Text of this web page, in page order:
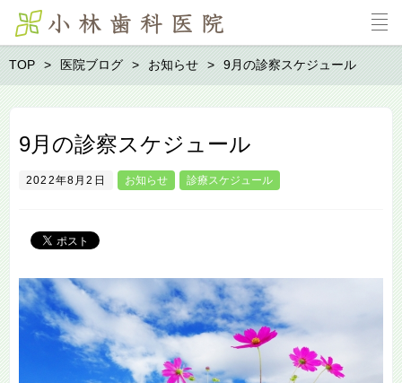
TOP 医院ブログ お知らせ 9月の診察スケジュール
9月の診察スケジュール
2022年8月2日 お知らせ 診療スケジュール